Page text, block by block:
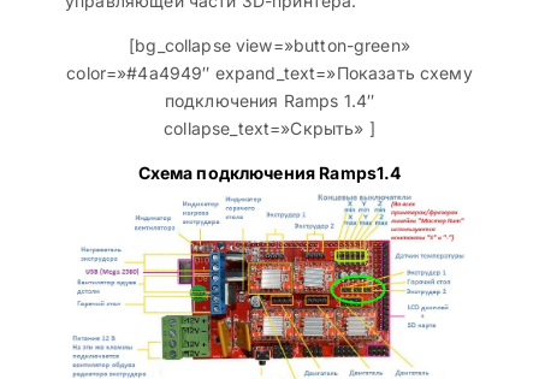
[bg_collapse view=»button-green»
color=»#4a4949″ expand_text=»Показать схему
подключения Ramps 1.4″
collapse_text=»Скрыть» ]
Схема подключения Ramps1.4